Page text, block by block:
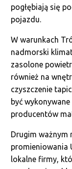
pogłębiają się
pojazdu.
W warunkach
nadmorski
zasolone
również na
czyszczenie
być
producentów
Drugim ważnym
promieniowania
lokalne firmy,